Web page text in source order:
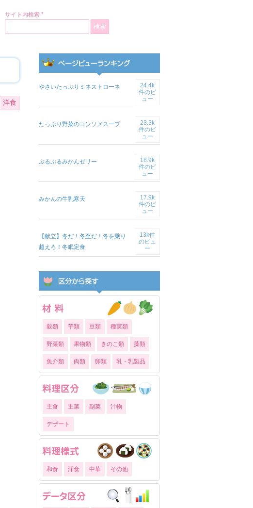
サイト内検索 *
洋食
やさいたっぷりミネストローネ
24.4k
件のビ
ュー
たっぷり野菜のコンソメスープ
23.3k
件のビ
ュー
ぷるぷるみかんゼリー
18.9k
件のビ
ュー
みかんの牛乳寒天
17.9k
件のビ
ュー
【献立】冬だ！冬至だ！冬を乗り
越えろ！冬眠定食
13k件
のビュ
ー
穀類 芋類 豆類 種実類
野菜類 果物類 きのこ類 藻類
魚介類 肉類 卵類 乳・乳製品
主食 主菜 副菜 汁物
デザート
和食 洋食 中華 その他